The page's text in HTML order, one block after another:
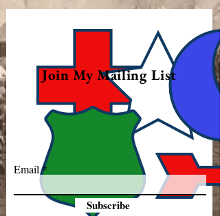
Join My Mailing List
Email
Subscribe